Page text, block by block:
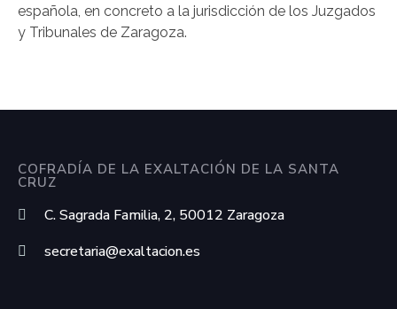
española, en concreto a la jurisdicción de los Juzgados
y Tribunales de Zaragoza.
COFRADÍA DE LA EXALTACIÓN DE LA SANTA
CRUZ
C. Sagrada Familia, 2, 50012 Zaragoza
secretaria@exaltacion.es